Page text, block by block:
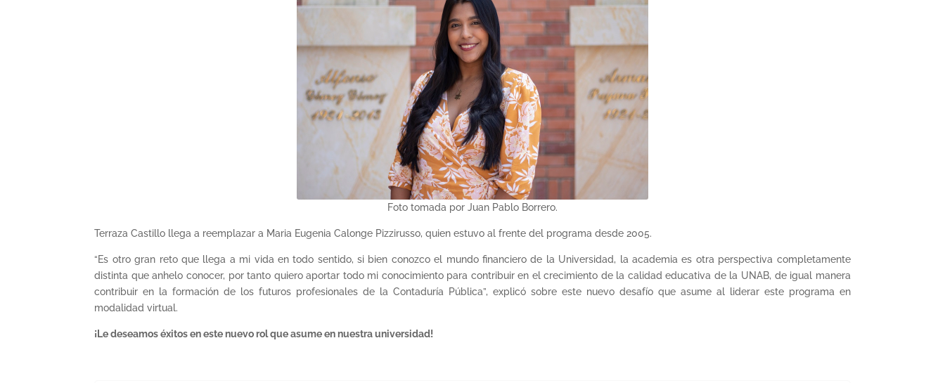
Foto tomada por Juan Pablo Borrero.
Terraza Castillo llega a reemplazar a Maria Eugenia Calonge Pizzirusso, quien estuvo al frente del programa desde 2005.
“Es otro gran reto que llega a mi vida en todo sentido, si bien conozco el mundo financiero de la Universidad, la academia es otra perspectiva completamente
distinta que anhelo conocer, por tanto quiero aportar todo mi conocimiento para contribuir en el crecimiento de la calidad educativa de la UNAB, de igual manera
contribuir en la formación de los futuros profesionales de la Contaduría Pública”, explicó sobre este nuevo desafío que asume al liderar este programa en
modalidad virtual.
¡Le deseamos éxitos en este nuevo rol que asume en nuestra universidad!